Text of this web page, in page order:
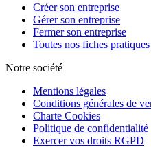
Créer son entreprise
Gérer son entreprise
Fermer son entreprise
Toutes nos fiches pratiques
Notre société
Mentions légales
Conditions générales de
Charte Cookies
Politique de confidentialité
Exercer vos droits RGPD